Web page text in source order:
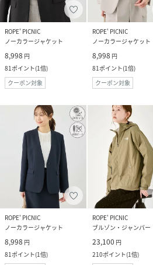
ROPE' PICNIC
ノーカラージャケット
8,998 円
81ポイント(1倍)
クーポン対象
ROPE' PICNIC
ノーカラージャケット
8,998 円
81ポイント(1倍)
クーポン対象
ROPE' PICNIC
ノーカラージャケット
8,998 円
81ポイント(1倍)
ROPE' PICNIC
ブルゾン・ジャンパー
23,100 円
210ポイント(1倍)